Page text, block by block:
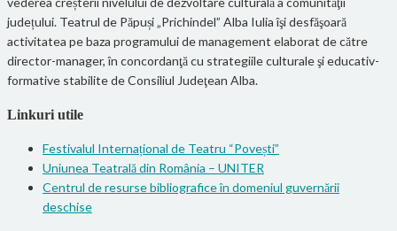
județului. Teatrul de Păpuși „Prichindel” Alba Iulia îşi desfăşoară
activitatea pe baza programului de management elaborat de către
director-manager, în concordanţă cu strategiile culturale şi educativ-
formative stabilite de Consiliul Judeţean Alba.
Linkuri utile
Festivalul Internațional de Teatru “Povești”
Uniunea Teatrală din România – UNITER
Centrul de resurse bibliografice în domeniul guvernării
deschise